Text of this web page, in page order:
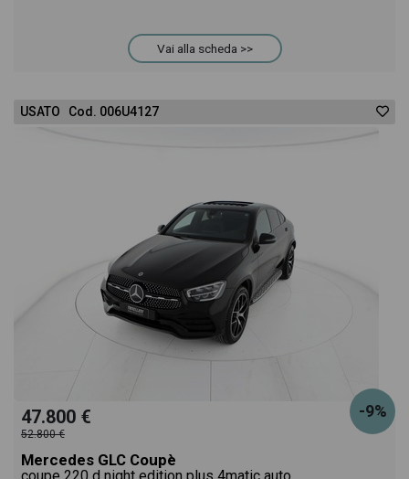
Vai alla scheda >>
USATO Cod. 006U4127
-9%
47.800 €
52.800 €
Mercedes GLC Coupè